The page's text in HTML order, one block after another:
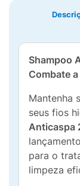
Shampoo
Combate
Mantenha
seus fios
Anticaspa
para o
limpeza